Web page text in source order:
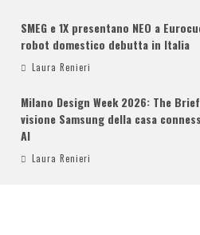
SMEG e 1X presentano NEO a
robot domestico debutta in Italia
Laura Renieri
Milano Design Week 2026: The
visione Samsung della casa
AI
Laura Renieri